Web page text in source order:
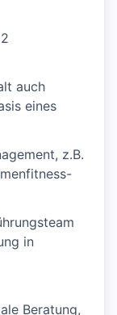
auch
eines
z.B.
in
Beratung,